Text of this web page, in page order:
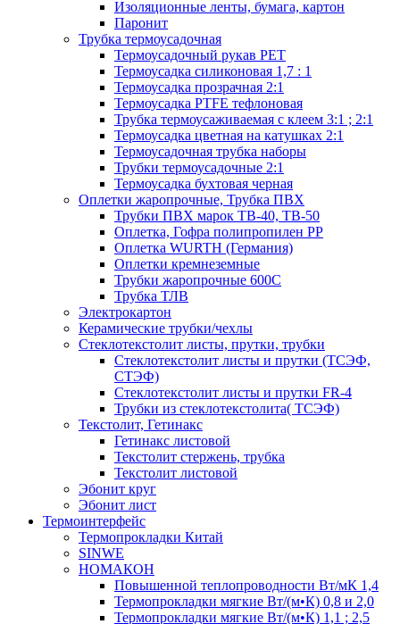
Изоляционные ленты, бумага, картон
Паронит
Трубка термоусадочная
Термоусадочный рукав PET
Термоусадка силиконовая 1,7 : 1
Термоусадка прозрачная 2:1
Термоусадка PTFE тефлоновая
Трубка термоусаживаемая с клеем 3:1 ; 2:1
Термоусадка цветная на катушках 2:1
Термоусадочная трубка наборы
Трубки термоусадочные 2:1
Термоусадка бухтовая черная
Оплетки жаропрочные, Трубка ПВХ
Трубки ПВХ марок ТВ-40, ТВ-50
Оплетка, Гофра полипропилен PP
Оплетка WURTH (Германия)
Оплетки кремнеземные
Трубки жаропрочные 600С
Трубка ТЛВ
Электрокартон
Керамические трубки/чехлы
Cтеклотекстолит листы, прутки, трубки
Стеклотекстолит листы и прутки (ТСЭФ,
СТЭФ)
Стеклотекстолит листы и прутки FR-4
Трубки из стеклотекстолита( ТСЭФ)
Текстолит, Гетинакс
Гетинакс листовой
Текстолит стержень, трубка
Текстолит листовой
Эбонит круг
Эбонит лист
Термоинтерфейс
Термопрокладки Китай
SINWE
НОМАКОН
Повышенной теплопроводности Вт/мК 1,4
Термопрокладки мягкие Вт/(м•К) 0,8 и 2,0
Термопрокладки мягкие Вт/(м•К) 1,1 ; 2,5